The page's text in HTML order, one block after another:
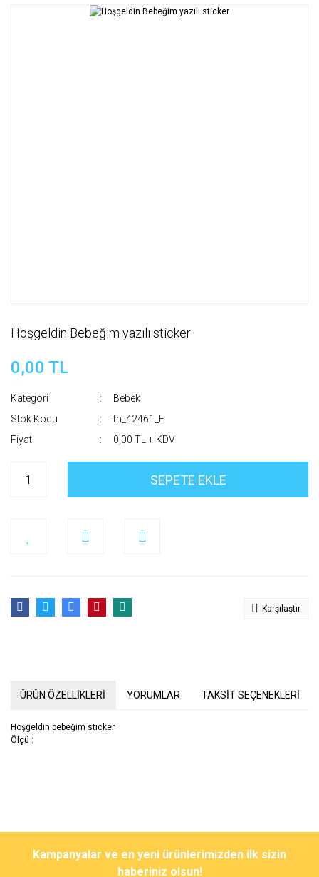
Hoşgeldin Bebeğim yazılı sticker
0,00 TL
Kategori
Bebek
Stok Kodu
th_42461_E
Fiyat
0,00 TL + KDV
SEPETE EKLE
Karşılaştır
ÜRÜN ÖZELLİKLERİ YORUMLAR TAKSİT SEÇENEKLERİ
Hoşgeldin bebeğim sticker
Ölçü :
Bu ürüne ilk yorumu siz yapın!
tarafımıza iletebilirsiniz.
Görüş ve önerileriniz için teşekkür ederiz.
Kampanyalar ve en yeni ürünlerimizden ilk sizin
haberiniz olsun!